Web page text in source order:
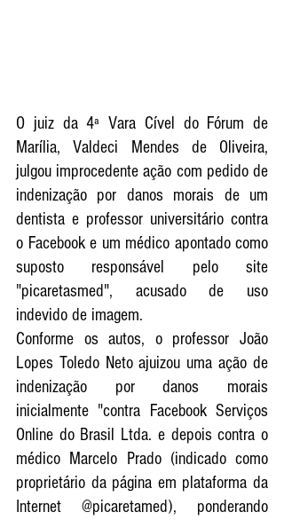
O juiz da 4ª Vara Cível do Fórum de
Marília, Valdeci Mendes de Oliveira,
julgou improcedente ação com pedido de
indenização por danos morais de um
dentista e professor universitário contra
o Facebook e um médico apontado como
suposto responsável pelo site
"picaretasmed", acusado de uso
indevido de imagem.
Conforme os autos, o professor João
Lopes Toledo Neto ajuizou uma ação de
indenização por danos morais
inicialmente "contra Facebook Serviços
Online do Brasil Ltda. e depois contra o
médico Marcelo Prado (indicado como
proprietário da página em plataforma da
Internet @picaretamed), ponderando